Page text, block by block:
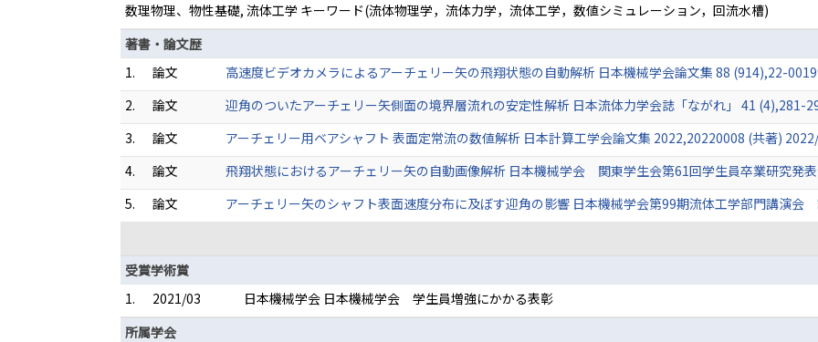
数理物理、物性基礎, 流体工学 キーワード(流体物理学，流体力学，流体工学，数値シミュレーション，回流水槽)
著書・論文歴
1.
論文
高速度ビデオカメラによるアーチェリー矢の飛翔状態の自動解析 日本機械学会論文集 88 (914),22-
2.
論文
迎角のついたアーチェリー矢側面の境界層流れの安定性解析 日本流体力学会誌「ながれ」 41 (4),281-
3.
論文
アーチェリー用ベアシャフト 表面定常流の数値解析 日本計算工学会論文集 2022,20220008 (共著)
4.
論文
飛翔状態におけるアーチェリー矢の自動画像解析 日本機械学会 関東学生会第61回学生員卒業研究発
5.
論文
アーチェリー矢のシャフト表面速度分布に及ぼす迎角の影響 日本機械学会第99期流体工学部門講演
受賞学術賞
1.
2021/03
日本機械学会 日本機械学会 学生員増強にかかる表彰
所属学会